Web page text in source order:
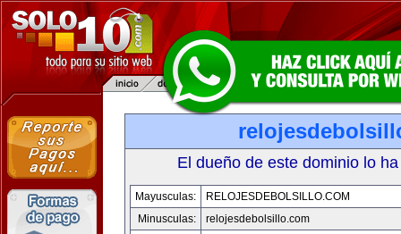
El dueño de este dominio lo
Mayusculas:
RELOJESDEBOLSILLO.COM
Minusculas:
relojesdebolsillo.com